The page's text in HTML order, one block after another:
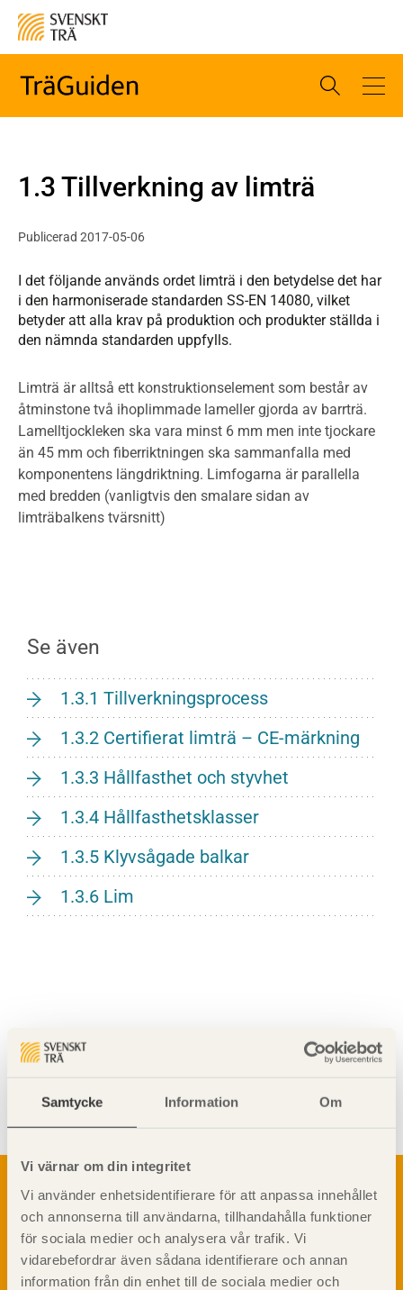
Samtycke Information Om
Vi värnar om din integritet
Vi använder enhetsidentifierare för att anpassa innehållet
och annonserna till användarna, tillhandahålla funktioner
för sociala medier och analysera vår trafik. Vi
vidarebefordrar även sådana identifierare och annan
information från din enhet till de sociala medier och
1.3 Tillverkning av limträ
Publicerad 2017-05-06
I det följande används ordet limträ i den betydelse det har
i den harmoniserade standarden SS-EN 14080, vilket
betyder att alla krav på produktion och produkter ställda i
den nämnda standarden uppfylls.
Limträ är alltså ett konstruktionselement som består av
åtminstone två ihoplimmade lameller gjorda av barrträ.
Lamelltjockleken ska vara minst 6 mm men inte tjockare
än 45 mm och fiberriktningen ska sammanfalla med
komponentens längdriktning. Limfogarna är parallella
med bredden (vanligtvis den smalare sidan av
limträbalkens tvärsnitt)
Se även
1.3.1 Tillverkningsprocess
1.3.2 Certifierat limträ – CE-märkning
1.3.3 Hållfasthet och styvhet
1.3.4 Hållfasthetsklasser
1.3.5 Klyvsågade balkar
1.3.6 Lim
Om trä
Skogsbruk
Barrträdets uppbyggnad
Träets egenskaper och kvalitet
TräGuiden är den digitala handboken för trä och
träbyggande och innehåller information om
materialet trä samt instruktioner för byggande
med trä.